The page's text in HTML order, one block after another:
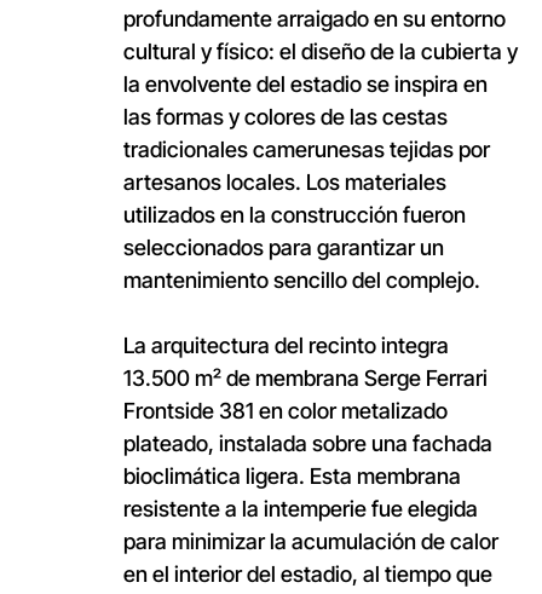
profundamente arraigado en su entorno
cultural y físico: el diseño de la cubierta y
la envolvente del estadio se inspira en
las formas y colores de las cestas
tradicionales camerunesas tejidas por
artesanos locales. Los materiales
utilizados en la construcción fueron
seleccionados para garantizar un
mantenimiento sencillo del complejo.
La arquitectura del recinto integra
13.500 m² de membrana Serge Ferrari
Frontside 381 en color metalizado
plateado, instalada sobre una fachada
bioclimática ligera. Esta membrana
resistente a la intemperie fue elegida
para minimizar la acumulación de calor
en el interior del estadio, al tiempo que